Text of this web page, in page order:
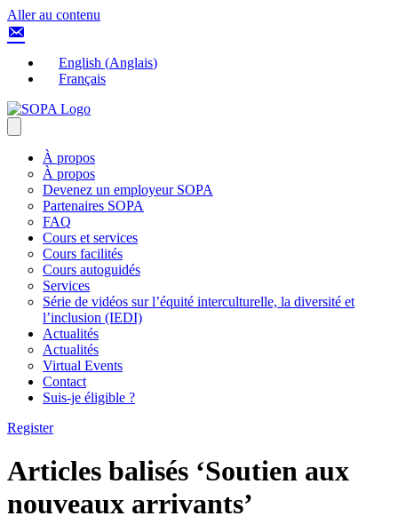
Aller au contenu
English (Anglais)
Français
À propos
À propos
Devenez un employeur SOPA
Partenaires SOPA
FAQ
Cours et services
Cours facilités
Cours autoguidés
Services
Série de vidéos sur l’équité interculturelle, la diversité et
l’inclusion (IEDI)
Actualités
Actualités
Virtual Events
Contact
Suis-je éligible ?
Register
Articles balisés ‘Soutien aux
nouveaux arrivants’